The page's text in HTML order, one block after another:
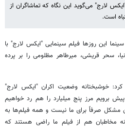
لارج" می‌گوید این نگاه که تماشاگران از
است.
این روزها فیلم سینمایی "ایکس لارج" با
سحر قریشی، میرطاهر مظلومی را بر پرده
کرد: خوشبختانه وضعیت اکران "ایکس لارج"
مرز پنج میلیارد را هم رد خواهیم
مشکل صرفاً برای ما نیست و همه فیلم‌ها به
مخاطبان هم از فیلم ما راضی هستند که